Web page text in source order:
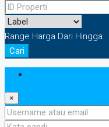
Range Harga Dari Hingga
Cari
×